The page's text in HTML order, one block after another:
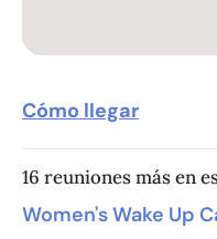
Cómo llegar
16 reuniones más en
Women's Wake Up